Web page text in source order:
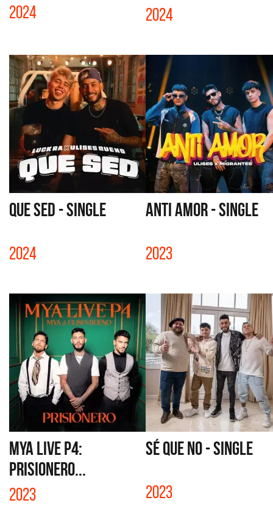
2024 2024
QUE SED - SINGLE
2024
ANTI AMOR - SINGLE
2023
MYA LIVE P4:
PRISIONERO...
2023
SÉ QUE NO - SINGLE
2023